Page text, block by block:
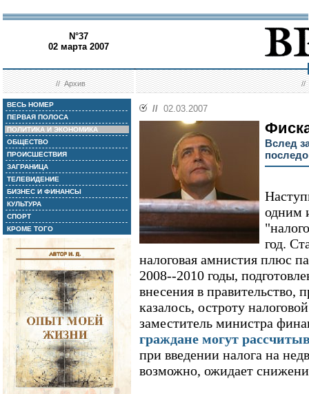
N°37
02 марта 2007
//Архив //
ВЕСЬ НОМЕР
ПЕРВАЯ ПОЛОСА
ПОЛИТИКА И ЭКОНОМИКА
ОБЩЕСТВО
ПРОИСШЕСТВИЯ
ЗАГРАНИЦА
ТЕЛЕВИДЕНИЕ
БИЗНЕС И ФИНАНСЫ
КУЛЬТУРА
СПОРТ
КРОМЕ ТОГО
// 02.03.2007
Вслед
одним
год.
налоговая амнистия плюс
2008--2010 годы,
внесения в правительство,
казалось, остроту
заместитель министра
граждане могут
при введении налога на
возможно, ожидает